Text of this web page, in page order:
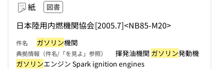
紙 図書
日本陸用内燃機関協会[2005.7]<NB85-M20>
件名 ガソリン機関
典拠情報（件名/「を見よ」参照） 揮発油機関 ガソリン発動機
ガソリンエンジン Spark ignition engines